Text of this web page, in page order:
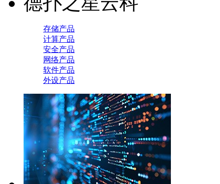
存储产品
计算产品
安全产品
网络产品
软件产品
外设产品